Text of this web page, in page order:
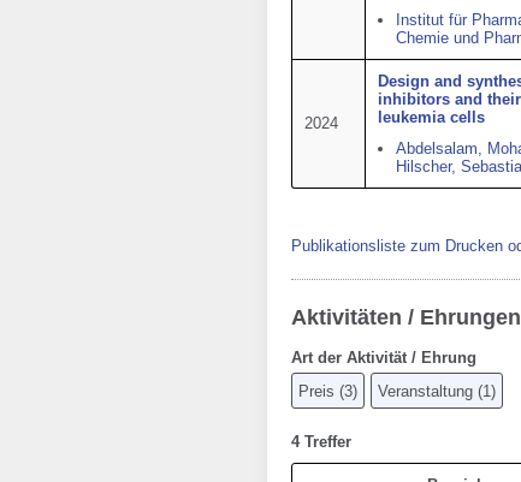
Institut für
Chemie und
2024
Design and
inhibitors and
leukemia cells
Abdelsalam,
Hilscher,
Publikationsliste zum Drucken
Aktivitäten / Ehrungen
Art der Aktivität / Ehrung
Preis (3) Veranstaltung (1)
4 Treffer